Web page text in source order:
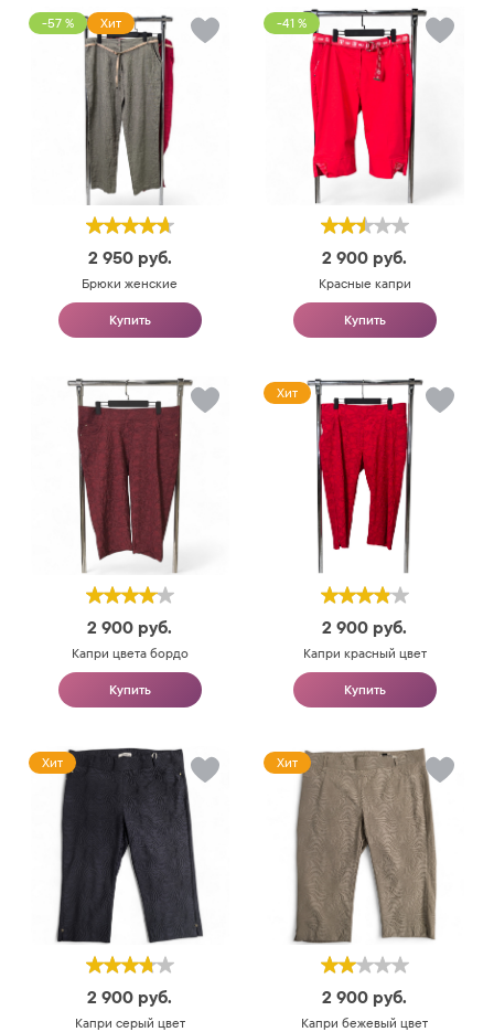
-57 % Хит
2 950 руб.
Брюки женские
Купить
-41 %
2 900 руб.
Красные капри
Купить
2 900 руб.
Капри цвета бордо
Купить
Хит
2 900 руб.
Капри красный цвет
Купить
Хит
2 900 руб.
Капри серый цвет
Хит
2 900 руб.
Капри бежевый цвет